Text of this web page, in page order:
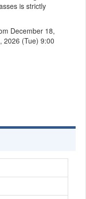
is strictly
December 18,
2026 (Tue) 9:00